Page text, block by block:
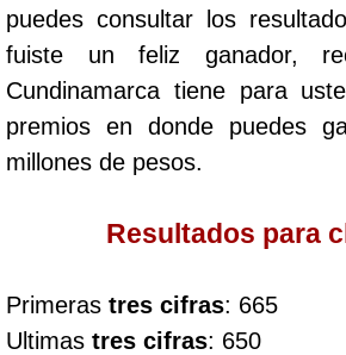
Caribeña Día
Caribeña Noche
Chontico Día
Chontico Noche
Culona día
puedes consultar los
fuiste un feliz ganador,
Cundinamarca tiene para
premios en donde puedes
millones de pesos.
Resultados para
Primeras tres cifras: 665
Ultimas tres cifras: 650